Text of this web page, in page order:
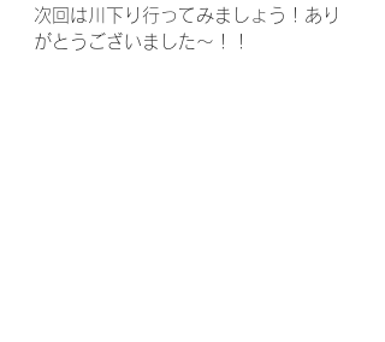
次回は川下り行ってみましょう！あり
がとうございました〜！！